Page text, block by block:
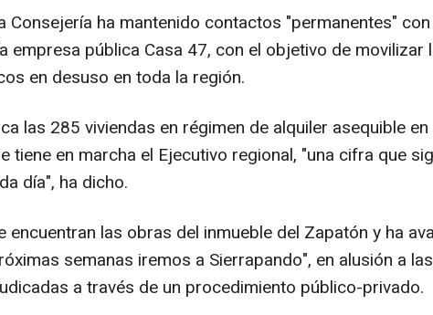
Consejería ha mantenido contactos "permanentes"
empresa pública Casa 47, con el objetivo de movilizar
en desuso en toda la región.
las 285 viviendas en régimen de alquiler asequible en
tiene en marcha el Ejecutivo regional, "una cifra que
día", ha dicho.
encuentran las obras del inmueble del Zapatón y ha
semanas iremos a Sierrapando", en alusión a
a través de un procedimiento público-privado.